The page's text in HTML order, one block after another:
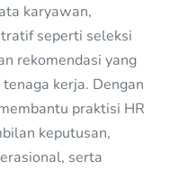
karyawan,
seperti seleksi
rekomendasi yang
kerja. Dengan
praktisi HR
keputusan,
serta